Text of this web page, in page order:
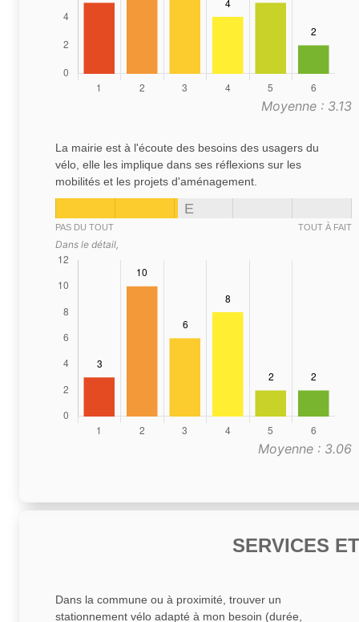
Moyenne : 3.13
La mairie est à l'écoute des besoins des usagers du
vélo, elle les implique dans ses réflexions sur les
mobilités et les projets d'aménagement.
E
PAS DU TOUT TOUT À FAIT
Dans le détail,
Moyenne : 3.06
SERVICES
Dans la commune ou à proximité, trouver un
stationnement vélo adapté à mon besoin (durée,